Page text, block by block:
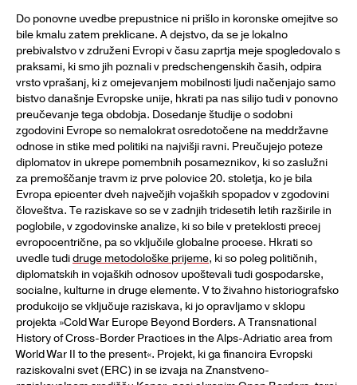
Do ponovne uvedbe prepustnice ni prišlo in koronske omejitve so
bile kmalu zatem preklicane. A dejstvo, da se je lokalno
prebivalstvo v združeni Evropi v času zaprtja meje spogledovalo s
praksami, ki smo jih poznali v predschengenskih časih, odpira
vrsto vprašanj, ki z omejevanjem mobilnosti ljudi načenjajo samo
bistvo današnje Evropske unije, hkrati pa nas silijo tudi v ponovno
preučevanje tega obdobja. Dosedanje študije o sodobni
zgodovini Evrope so nemalokrat osredotočene na meddržavne
odnose in stike med politiki na najvišji ravni. Preučujejo poteze
diplomatov in ukrepe pomembnih posameznikov, ki so zaslužni
za premoščanje travm iz prve polovice 20. stoletja, ko je bila
Evropa epicenter dveh največjih vojaških spopadov v zgodovini
človeštva. Te raziskave so se v zadnjih tridesetih letih razširile in
poglobile, v zgodovinske analize, ki so bile v preteklosti precej
evropocentrične, pa so vključile globalne procese. Hkrati so
uvedle tudidruge metodološke prijeme, ki so poleg političnih,
diplomatskih in vojaških odnosov upoštevali tudi gospodarske,
socialne, kulturne in druge elemente. V to živahno historiografsko
produkcijo se vključuje raziskava, ki jo opravljamo v sklopu
projekta »Cold War Europe Beyond Borders. A Transnational
History of Cross-Border Practices in the Alps-Adriatic area from
World War II to the present«. Projekt, ki ga financira Evropski
raziskovalni svet (ERC) in se izvaja na Znanstveno-